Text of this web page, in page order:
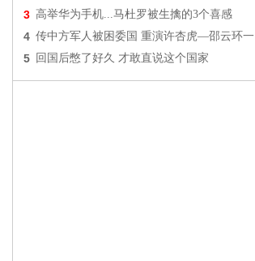
3 高举华为手机...马杜罗被生擒的3个喜感
4 传中方军人被困委国 重演许杏虎—邵云环一
5 回国后憋了好久 才敢直说这个国家